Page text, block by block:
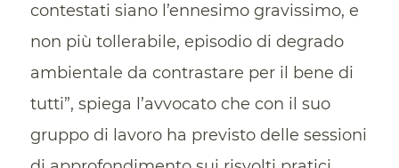
contestati siano l’ennesimo gravissimo, e
non più tollerabile, episodio di degrado
ambientale da contrastare per il bene di
tutti”, spiega l’avvocato che con il suo
gruppo di lavoro ha previsto delle sessioni